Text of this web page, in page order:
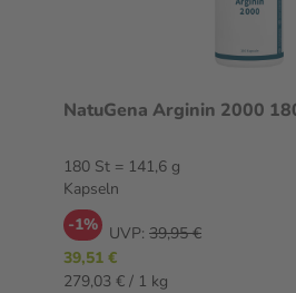
NatuGena Arginin 2000
180 St = 141,6 g
Kapseln
-1% UVP: 39,95 €
39,51 €
279,03 € / 1 kg